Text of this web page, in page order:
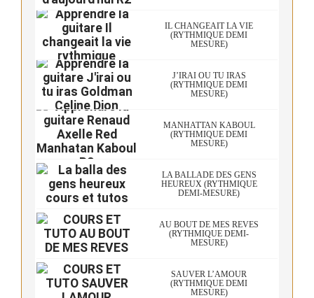
IL CHANGEAIT LA VIE
(RYTHMIQUE DEMI
MESURE)
J’IRAI OU TU IRAS
(RYTHMIQUE DEMI
MESURE)
MANHATTAN KABOUL
(RYTHMIQUE DEMI
MESURE)
LA BALLADE DES GENS
HEUREUX (RYTHMIQUE
DEMI-MESURE)
AU BOUT DE MES RÊVES
(RYTHMIQUE DEMI-
MESURE)
SAUVER L’AMOUR
(RYTHMIQUE DEMI
MESURE)